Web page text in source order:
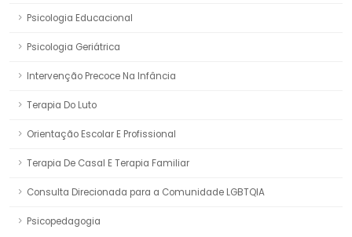
Psicologia Educacional
Psicologia Geriátrica
Intervenção Precoce Na Infância
Terapia Do Luto
Orientação Escolar E Profissional
Terapia De Casal E Terapia Familiar
Consulta Direcionada para a Comunidade LGBTQIA
Psicopedagogia